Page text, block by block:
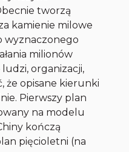
tworzą
kamienie milowe
wyznaczonego
milionów
organizacji,
że opisane kierunki
Pierwszy plan
na modelu
kończą
pięcioletni (na